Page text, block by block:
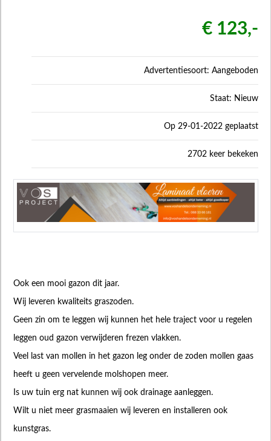
€ 123,-
Advertentiesoort: Aangeboden
Staat: Nieuw
Op 29-01-2022 geplaatst
2702 keer bekeken
Ook een mooi gazon dit jaar.
Wij leveren kwaliteits graszoden.
Geen zin om te leggen wij kunnen het hele traject voor u regelen
leggen oud gazon verwijderen frezen vlakken.
Veel last van mollen in het gazon leg onder de zoden mollen gaas
heeft u geen vervelende molshopen meer.
Is uw tuin erg nat kunnen wij ook drainage aanleggen.
Wilt u niet meer grasmaaien wij leveren en installeren ook
kunstgras.